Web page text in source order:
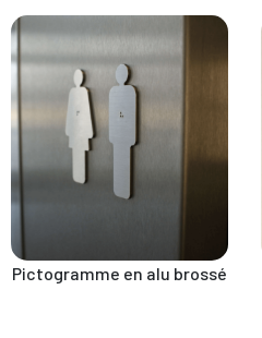
Pictogramme en alu brossé